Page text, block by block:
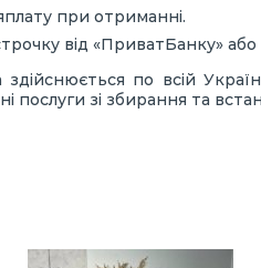
при отриманні.
від «ПриватБанку»
здійснюється по всій
послуги зі збирання та